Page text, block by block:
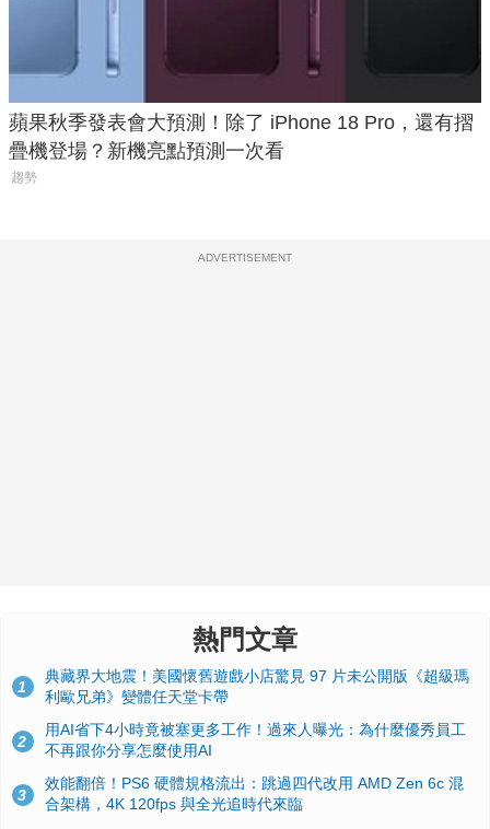
蘋果秋季發表會大預測！除了 iPhone 18 Pro，還有摺
疊機登場？新機亮點預測一次看
趨勢
ADVERTISEMENT
熱門文章
1
典藏界大地震！美國懷舊遊戲小店驚見 97 片未公開版《超級瑪
利歐兄弟》變體任天堂卡帶
2
用AI省下4小時竟被塞更多工作！過來人曝光：為什麼優秀員工
不再跟你分享怎麼使用AI
3
效能翻倍！PS6 硬體規格流出：跳過四代改用 AMD Zen 6c 混
合架構，4K 120fps 與全光追時代來臨